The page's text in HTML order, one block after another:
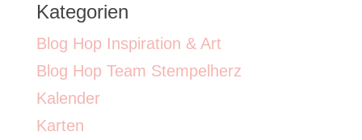
Kategorien
Blog Hop Inspiration & Art
Blog Hop Team Stempelherz
Kalender
Karten